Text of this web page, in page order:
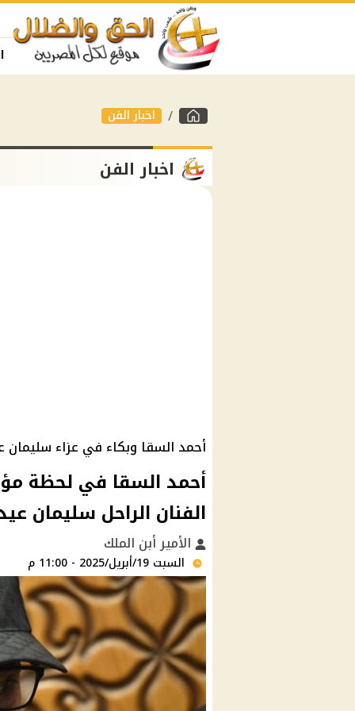
اخبار الفن
اخبار الفن
أحمد السقا وبكاء في عزاء سليمان
أحمد السقا في لحظة
الفنان الراحل سليمان
الأمير أبن الملك
السبت 19/أبريل/2025 - 11:00 م